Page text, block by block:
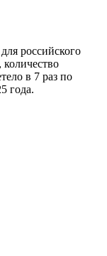
российского
в 7 раз по
года.